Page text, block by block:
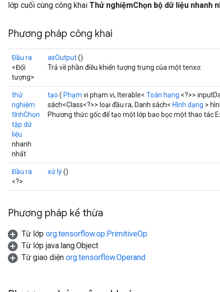
lớp cuối cùng công khai Thử nghiệmChọn bộ dữ liệu nhanh
Phương pháp công khai
Đầu ra
<Đối
tượng>
asOutput()
Trả về phần điều khiển tượng trưng của một tenxơ.
thử
nghiệm
tĩnhChọn
tập dữ
liệu
nhanh
nhất
tạo ( Phạm vi phạm vi, Iterable< Toán hạng <?>>
sách<Class<?>> loại đầu ra, Danh sách< Hình dạng >
Phương thức gốc để tạo một lớp bao bọc một thao tác
Đầu ra
<?>
xử lý()
Phương pháp kế thừa
Từ lớp org.tensorflow.op.PrimitiveOp
Từ lớp java.lang.Object
Từ giao diện org.tensorflow.Operand